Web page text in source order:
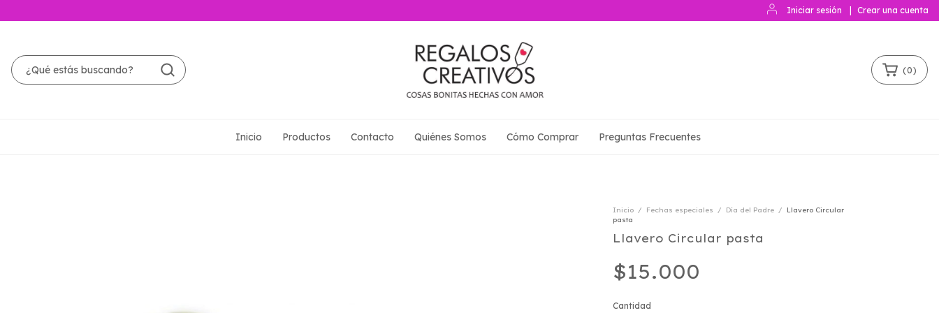
Iniciar sesión Crear una cuenta
(0)
Inicio Productos Contacto Quiénes Somos Cómo Comprar Preguntas Frecuentes
Inicio / Fechas especiales / Día del Padre /
Llavero Circular
pasta
Llavero Circular pasta
$15.000
Cantidad